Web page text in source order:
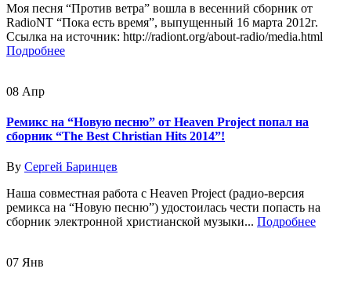
Моя песня “Против ветра” вошла в весенний сборник от
RadioNT “Пока есть время”, выпущенный 16 марта 2012г.
Ссылка на источник: http://radiont.org/about-radio/media.html
Подробнее
08 Апр
Ремикс на “Новую песню” от Heaven Project попал на
сборник “The Best Christian Hits 2014”!
By Сергей Баринцев
Наша совместная работа с Heaven Project (радио-версия
ремикса на “Новую песню”) удостоилась чести попасть на
сборник электронной христианской музыки... Подробнее
07 Янв